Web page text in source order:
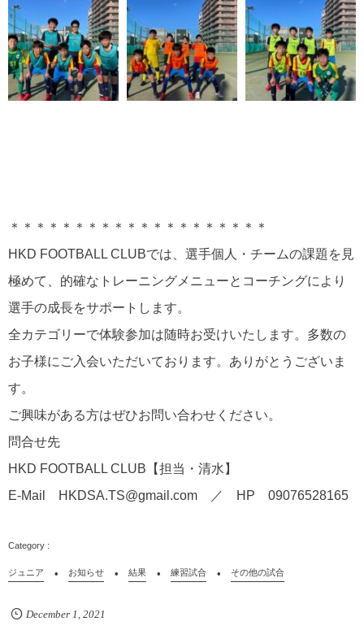
＊＊＊＊＊＊＊＊＊＊＊＊＊＊＊＊＊＊＊＊
HKD FOOTBALL CLUBでは、選手個人・チームの課題を見
極めて、的確なトレーニングメニューとコーチングにより
選手の成長をサポートします。
全カテゴリーで体験参加は随時お受けいたします。多数の
お子様にご入会いただいております。ありがとうございま
す。
ご興味がある方はぜひお問い合わせください。
問合せ先
HKD FOOTBALL CLUB【担当・清水】
E-Mail HKDSA.TS@gmail.com ／ HP 09076528165
ジュニア お知らせ 結果 練習試合 その他の試合
December 1 , 2021